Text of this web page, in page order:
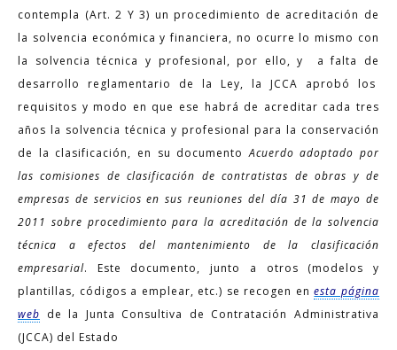
contempla (Art. 2 Y 3) un procedimiento de acreditación de
la solvencia económica y financiera, no ocurre lo mismo con
la solvencia técnica y profesional, por ello, y a falta de
desarrollo reglamentario de la Ley, la JCCA aprobó los
requisitos y modo en que ese habrá de acreditar cada tres
años la solvencia técnica y profesional para la conservación
de la clasificación, en su documento Acuerdo adoptado por
las comisiones de clasificación de contratistas de obras y de
empresas de servicios en sus reuniones del día 31 de mayo de
2011 sobre procedimiento para la acreditación de la solvencia
técnica a efectos del mantenimiento de la clasificación
empresarial. Este documento, junto a otros (modelos y
plantillas, códigos a emplear, etc.) se recogen enesta página
web de la Junta Consultiva de Contratación Administrativa
(JCCA) del Estado